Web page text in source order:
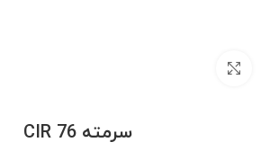
سرمته CIR 76